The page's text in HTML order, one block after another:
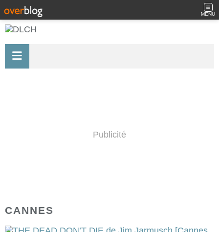
MENU
Publicité
CANNES